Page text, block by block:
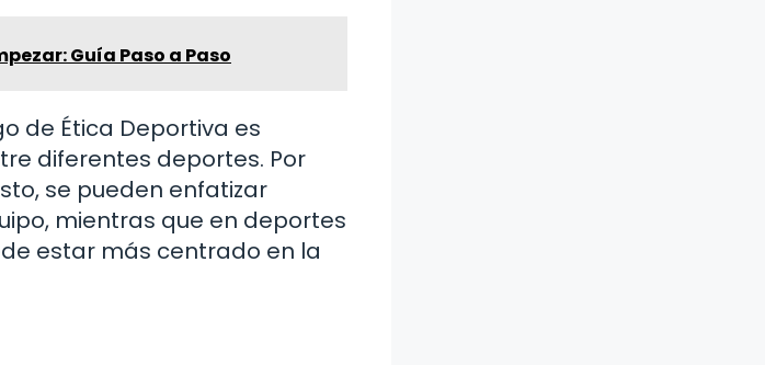
Guía Paso a Paso
de Ética Deportiva es
diferentes deportes. Por
se pueden enfatizar
mientras que en deportes
estar más centrado en la